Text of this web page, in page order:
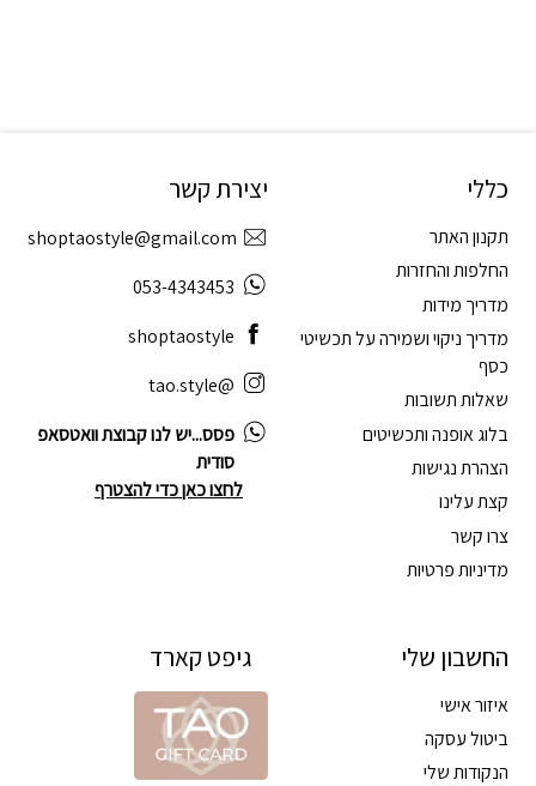
כללי
תקנון האתר
החלפות והחזרות
מדריך מידות
מדריך ניקוי ושמירה על תכשיטי
כסף
שאלות תשובות
בלוג אופנה ותכשיטים
הצהרת נגישות
קצת עלינו
צרו קשר
מדיניות פרטיות
החשבון שלי
איזור אישי
ביטול עסקה
הנקודות שלי
יצירת קשר
shoptaostyle@gmail.com
053-4343453
shoptaostyle
@tao.style
פסס...יש לנו קבוצת וואטסאפ
סודית
לחצו כאן כדי להצטרף
גיפט קארד